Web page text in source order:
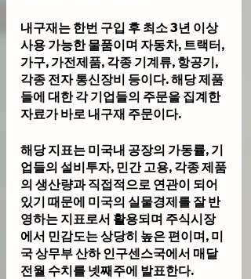
내구재는 한번 구입 후 최소 3년 이상
사용 가능한 물품이며 자동차, 트랙터,
가구, 가전제품, 각종 기계류, 항공기,
각종 전자 통신장비 등이다. 해당 제품
들에 대한 각 기업들의 주문을 집계한
자료가 바로 내구재 주문이다.
해당 지표는 미국내 공장의 가동률, 기
업들의 설비투자, 민간 고용, 각종 제품
의 생산량과 직접적으로 연관이 되어
있기 때문에 미국의 실물경제를 잘 반
영하는 지표로서 활용되며 주식시장
에서 민감도는 상당히 높은 편이며, 미
국 상무부 산하 인구센스국에서 매달
전월 수치를 넷째주에 발표한다.